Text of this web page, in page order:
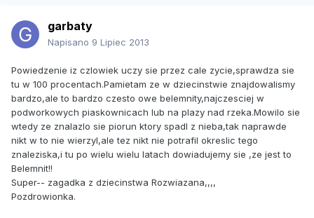
garbaty
Napisano 9 Lipiec 2013
Powiedzenie iz czlowiek uczy sie przez cale zycie,sprawdza sie
tu w 100 procentach.Pamietam ze w dziecinstwie znajdowalismy
bardzo,ale to bardzo czesto owe belemnity,najczesciej w
podworkowych piaskownicach lub na plazy nad rzeka.Mowilo sie
wtedy ze znalazlo sie piorun ktory spadl z nieba,tak naprawde
nikt w to nie wierzyl,ale tez nikt nie potrafil okreslic tego
znaleziska,i tu po wielu wielu latach dowiadujemy sie ,ze jest to
Belemnit!!
Super-- zagadka z dziecinstwa Rozwiazana,,,,
Pozdrowionka.